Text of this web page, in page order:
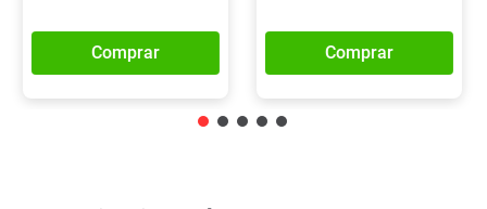
Comprar Comprar